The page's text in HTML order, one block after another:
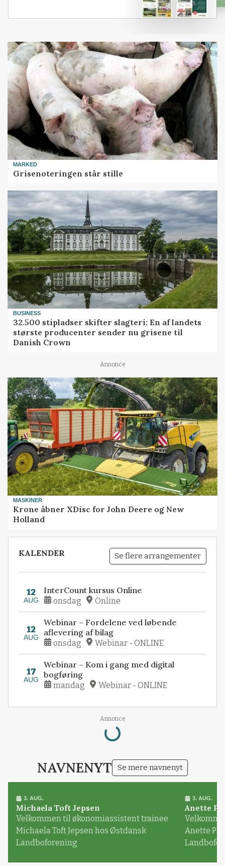
MARKED
Grisenoteringen står stille
BUSINESS
32.500 stipladser skifter slagteri: En af landets
største producenter sender nu grisene til
Danish Crown
Annonce
MASKINER
Krone åbner XDisc for John Deere og New
Holland
KALENDER Se flere arrangementer
12
AUG
InterCount kursus Online
onsdag Online
12
AUG
Webinar – Fordelene ved løbende
aflevering af bilag
onsdag Webinar - ONLINE
17
AUG
Webinar – Kom i gang med digital
bogføring
mandag Webinar - ONLINE
Annonce
Loading...
NAVNENYT Se mere navnenyt
3. AUG.
Michaela Toft Jepsen
Velkommen til økonomiassistent trainee
Michaela Toft Jepsen hos Østdansk
Landboforening
3. AUG.
Anette
Anette